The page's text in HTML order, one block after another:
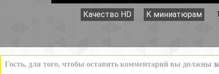
Качество HD К миниатюрам